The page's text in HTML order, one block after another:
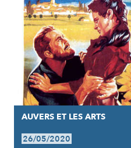
AUVERS ET LES ARTS
26/05/2020